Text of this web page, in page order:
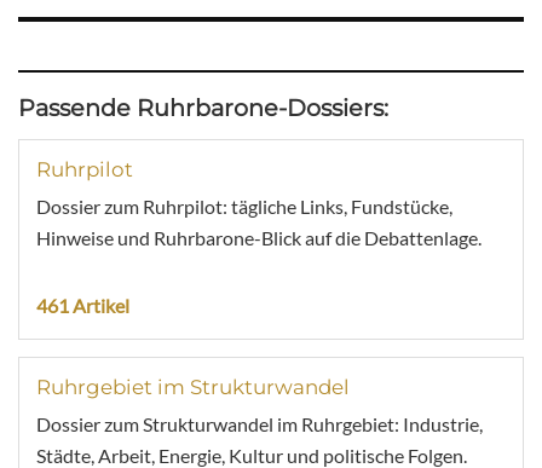
Passende Ruhrbarone-Dossiers:
Ruhrpilot
Dossier zum Ruhrpilot: tägliche Links, Fundstücke,
Hinweise und Ruhrbarone-Blick auf die Debattenlage.
461 Artikel
Ruhrgebiet im Strukturwandel
Dossier zum Strukturwandel im Ruhrgebiet: Industrie,
Städte, Arbeit, Energie, Kultur und politische Folgen.